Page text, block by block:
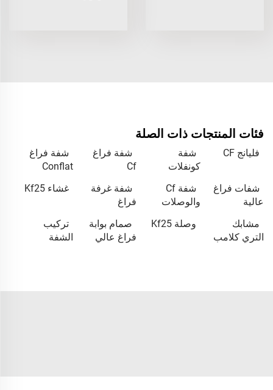
فئات المنتجات ذات الصلة
فليانج CF
شفة
كونفلات
شفة فراغ
Cf
شفة فراغ
Conflat
شفات فراغ
عالية
شفة Cf
والوصلات
شفة غرفة
فراغ
غشاء Kf25
مشابك
التري كلامب
وصلة Kf25
صمام بوابة
فراغ عالي
تركيب
الشفة